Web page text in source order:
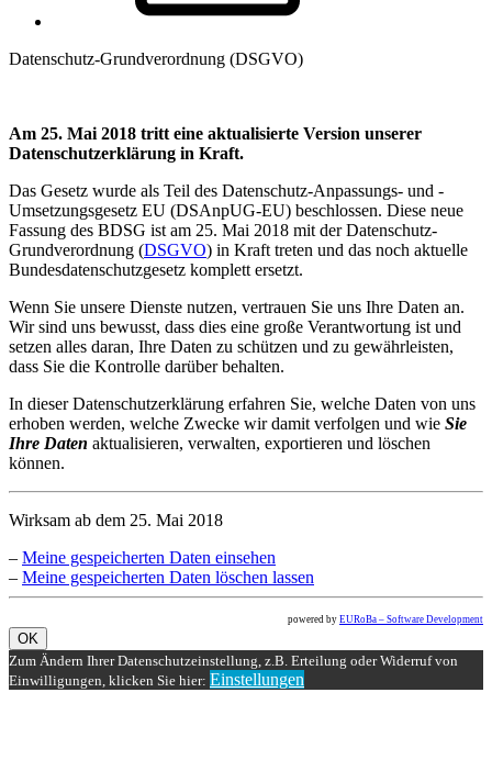
Datenschutz-Grundverordnung (DSGVO)
Am 25. Mai 2018 tritt eine aktualisierte Version unserer
Datenschutzerklärung in Kraft.
Das Gesetz wurde als Teil des Datenschutz-Anpassungs- und -
Umsetzungsgesetz EU (DSAnpUG-EU) beschlossen. Diese neue
Fassung des BDSG ist am 25. Mai 2018 mit der Datenschutz-
Grundverordnung (DSGVO) in Kraft treten und das noch aktuelle
Bundesdatenschutzgesetz komplett ersetzt.
Wenn Sie unsere Dienste nutzen, vertrauen Sie uns Ihre Daten an.
Wir sind uns bewusst, dass dies eine große Verantwortung ist und
setzen alles daran, Ihre Daten zu schützen und zu gewährleisten,
dass Sie die Kontrolle darüber behalten.
In dieser Datenschutzerklärung erfahren Sie, welche Daten von uns
erhoben werden, welche Zwecke wir damit verfolgen und wie Sie
Ihre Daten aktualisieren, verwalten, exportieren und löschen
können.
Wirksam ab dem 25. Mai 2018
– Meine gespeicherten Daten einsehen
– Meine gespeicherten Daten löschen lassen
powered by EURoBa – Software Development
OK
Zum Ändern Ihrer Datenschutzeinstellung, z.B. Erteilung oder Widerruf von
Einwilligungen, klicken Sie hier: Einstellungen